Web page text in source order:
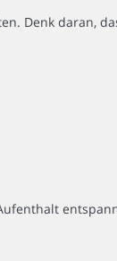
Denk daran,